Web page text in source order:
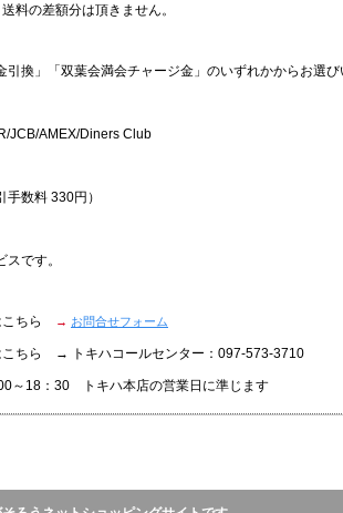
料の差額分は頂きません。
引換」「双葉会満会チャージ金」のいずれかからお選び
JCB/AMEX/Diners Club
数料 330円）
です。
こちら
→ お問合せフォーム
こちら → トキハコールセンター：097-573-3710
18：30 トキハ本店の営業日に準じます